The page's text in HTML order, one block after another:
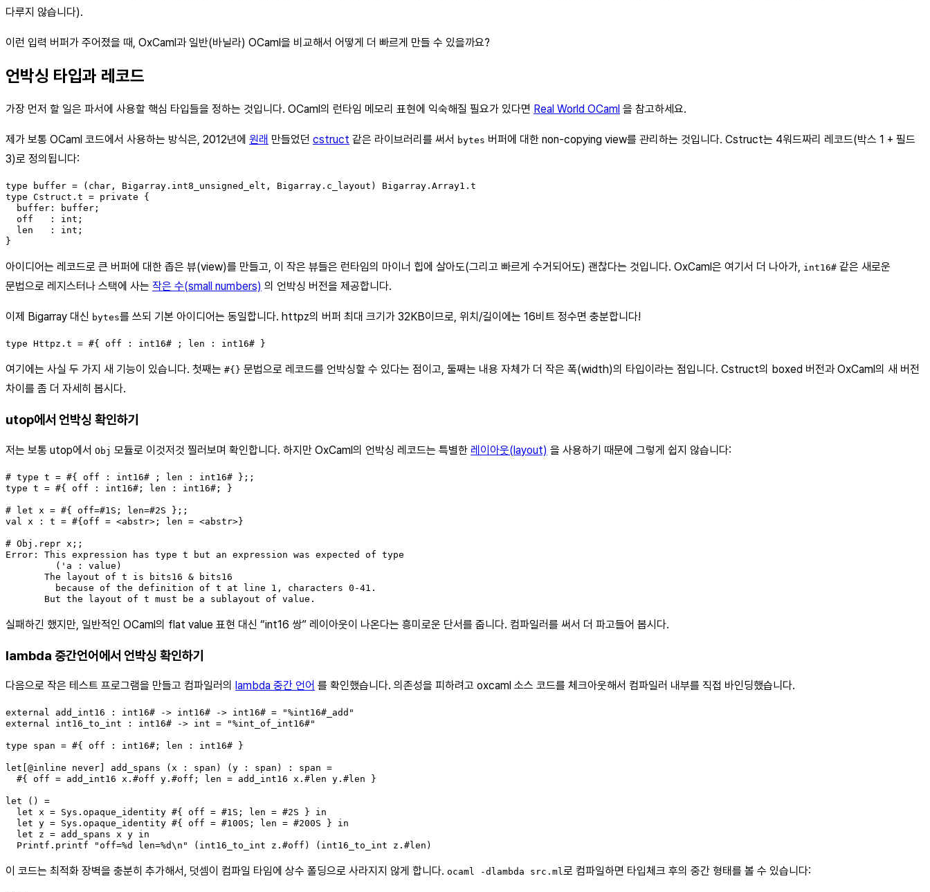
다루지 않습니다).
이런 입력 버퍼가 주어졌을 때, OxCaml과 일반(바닐라) OCaml을 비교해서 어떻게 더 빠르게 만들 수 있을까요?
언박싱 타입과 레코드
가장 먼저 할 일은 파서에 사용할 핵심 타입들을 정하는 것입니다. OCaml의 런타임 메모리 표현에 익숙해질 필요가 있다면 Real World OCaml 을 참고하세요.
제가 보통 OCaml 코드에서 사용하는 방식은, 2012년에 원래 만들었던 cstruct 같은 라이브러리를 써서 bytes 버퍼에 대한 non-copying view를 관리하는 것입니다. Cstruct는 4워드짜리 레코드(박스 1 + 필드
3)로 정의됩니다:
type buffer = (char, Bigarray.int8_unsigned_elt, Bigarray.c_layout) Bigarray.Array1.t
type Cstruct.t = private {
  buffer: buffer;
  off   : int;
  len   : int;
}
아이디어는 레코드로 큰 버퍼에 대한 좁은 뷰(view)를 만들고, 이 작은 뷰들은 런타임의 마이너 힙에 살아도(그리고 빠르게 수거되어도) 괜찮다는 것입니다. OxCaml은 여기서 더 나아가, int16# 같은 새로운
문법으로 레지스터나 스택에 사는 작은 수(small numbers) 의 언박싱 버전을 제공합니다.
이제 Bigarray 대신 bytes를 쓰되 기본 아이디어는 동일합니다. httpz의 버퍼 최대 크기가 32KB이므로, 위치/길이에는 16비트 정수면 충분합니다!
type Httpz.t = #{ off : int16# ; len : int16# }
여기에는 사실 두 가지 새 기능이 있습니다. 첫째는 #{} 문법으로 레코드를 언박싱할 수 있다는 점이고, 둘째는 내용 자체가 더 작은 폭(width)의 타입이라는 점입니다. Cstruct의 boxed 버전과 OxCaml의 새 버전
차이를 좀 더 자세히 봅시다.
utop에서 언박싱 확인하기
저는 보통 utop에서 Obj 모듈로 이것저것 찔러보며 확인합니다. 하지만 OxCaml의 언박싱 레코드는 특별한 레이아웃(layout) 을 사용하기 때문에 그렇게 쉽지 않습니다:
# type t = #{ off : int16# ; len : int16# };;
type t = #{ off : int16#; len : int16#; }
# let x = #{ off=#1S; len=#2S };;
val x : t = #{off = <abstr>; len = <abstr>}
# Obj.repr x;;
Error: This expression has type t but an expression was expected of type
         ('a : value)
       The layout of t is bits16 & bits16
         because of the definition of t at line 1, characters 0-41.
       But the layout of t must be a sublayout of value.
실패하긴 했지만, 일반적인 OCaml의 flat value 표현 대신 “int16 쌍” 레이아웃이 나온다는 흥미로운 단서를 줍니다. 컴파일러를 써서 더 파고들어 봅시다.
lambda 중간언어에서 언박싱 확인하기
다음으로 작은 테스트 프로그램을 만들고 컴파일러의 lambda 중간 언어 를 확인했습니다. 의존성을 피하려고 oxcaml 소스 코드를 체크아웃해서 컴파일러 내부를 직접 바인딩했습니다.
external add_int16 : int16# -> int16# -> int16# = "%int16#_add"
external int16_to_int : int16# -> int = "%int_of_int16#"
type span = #{ off : int16#; len : int16# }
let[@inline never] add_spans (x : span) (y : span) : span =
  #{ off = add_int16 x.#off y.#off; len = add_int16 x.#len y.#len }
let () =
  let x = Sys.opaque_identity #{ off = #1S; len = #2S } in
  let y = Sys.opaque_identity #{ off = #100S; len = #200S } in
  let z = add_spans x y in
  Printf.printf "off=%d len=%d\n" (int16_to_int z.#off) (int16_to_int z.#len)
이 코드는 최적화 장벽을 충분히 추가해서, 덧셈이 컴파일 타임에 상수 폴딩으로 사라지지 않게 합니다. ocaml -dlambda src.ml로 컴파일하면 타입체크 후의 중간 형태를 볼 수 있습니다: